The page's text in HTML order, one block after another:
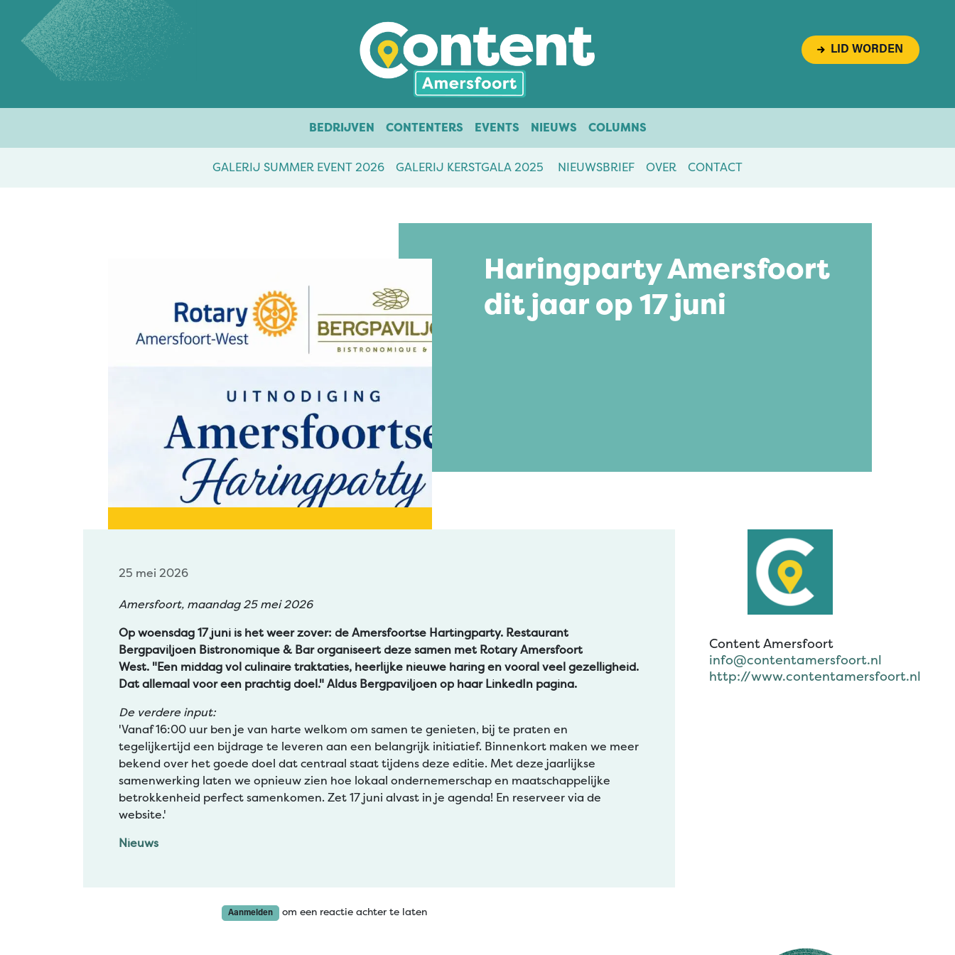
Overslaan naar inhoud
LID WORDEN
BEDRIJVEN CONTENTERS EVENTS NIEUWS COLUMNS
GALERIJ SUMMER EVENT 2026 GALERIJ KERSTGALA 2025 NIEUWSBRIEF OVER CONTACT
Haringparty Amersfoort
dit jaar op 17 juni
25 mei 2026
Amersfoort, maandag 25 mei 2026
Op woensdag 17 juni is het weer zover: de Amersfoortse Hartingparty. Restaurant
Bergpaviljoen Bistronomique & Bar organiseert deze samen met Rotary Amersfoort
West. "Een middag vol culinaire traktaties, heerlijke nieuwe haring en vooral veel gezelligheid.
Dat allemaal voor een prachtig doel." Aldus Bergpaviljoen op haar LinkedIn pagina.
De verdere input:
'Vanaf 16:00 uur ben je van harte welkom om samen te genieten, bij te praten en
tegelijkertijd een bijdrage te leveren aan een belangrijk initiatief. Binnenkort maken we meer
bekend over het goede doel dat centraal staat tijdens deze editie. Met deze jaarlijkse
samenwerking laten we opnieuw zien hoe lokaal ondernemerschap en maatschappelijke
betrokkenheid perfect samenkomen. Zet 17 juni alvast in je agenda! En reserveer via de
website.'
Nieuws
Content Amersfoort
info@contentamersfoort.nl
http://www.contentamersfoort.nl
Aanmelden om een reactie achter te laten